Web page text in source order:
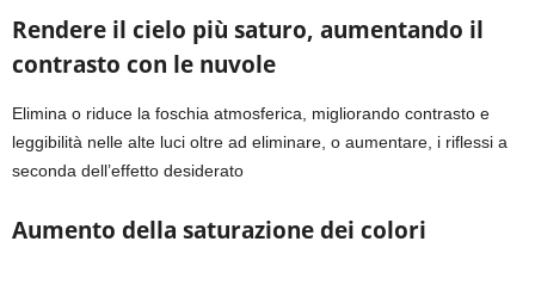
Rendere il cielo più saturo, aumentando il
contrasto con le nuvole
Elimina o riduce la foschia atmosferica, migliorando contrasto e
leggibilità nelle alte luci oltre ad eliminare, o aumentare, i riflessi a
seconda dell’effetto desiderato
Aumento della saturazione dei colori